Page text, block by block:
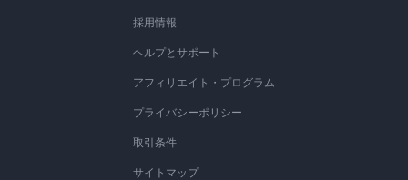
採用情報
ヘルプとサポート
アフィリエイト・プログラム
プライバシーポリシー
取引条件
サイトマップ